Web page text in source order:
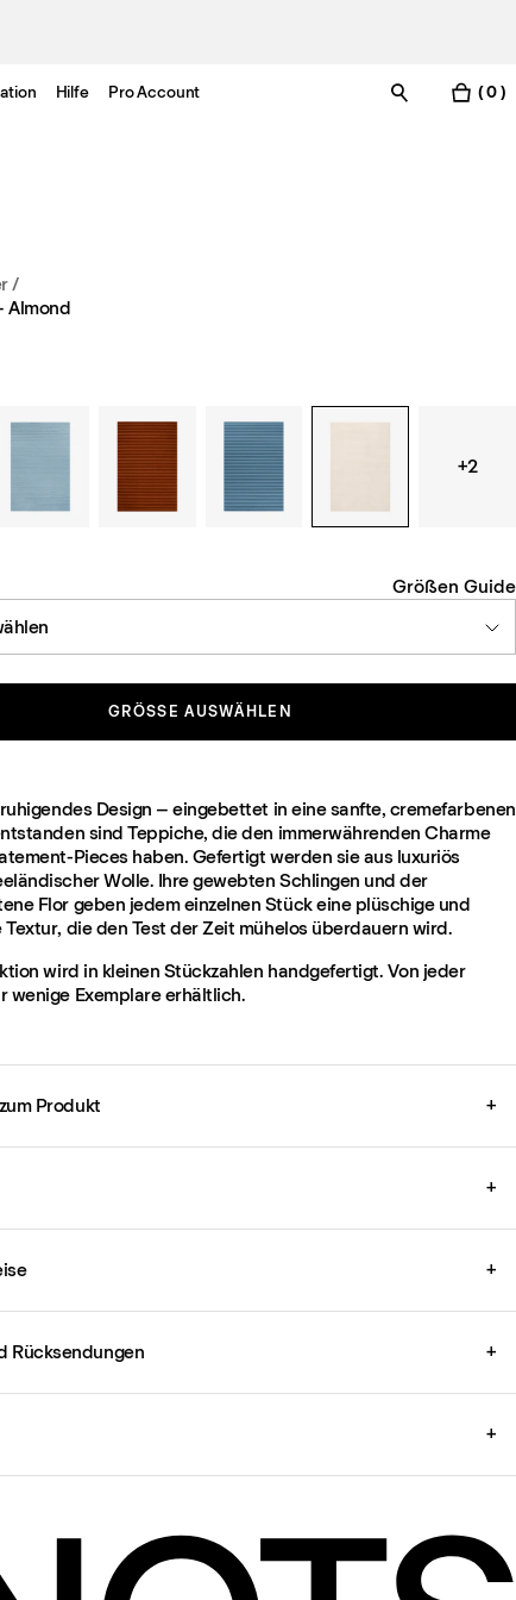
Hilfe Pro Account ( 0 )
/
Almond
+2
Größen Guide
GRÖSSE AUSWÄHLEN
Design – eingebettet in eine sanfte, cremefarbenen
sind Teppiche, die den immerwährenden Charme
Pieces haben. Gefertigt werden sie aus luxuriös
Wolle. Ihre gewebten Schlingen und der
Flor geben jedem einzelnen Stück eine plüschige und
die den Test der Zeit mühelos überdauern wird.
wird in kleinen Stückzahlen handgefertigt. Von jeder
wenige Exemplare erhältlich.
Produkt +
+
+
Rücksendungen +
+